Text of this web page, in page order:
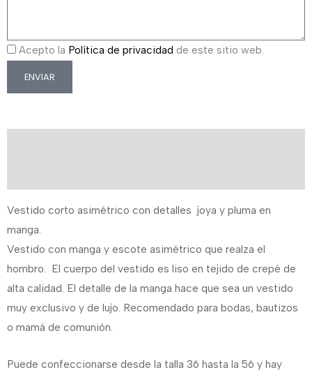
Acepto la Política de privacidad de este sitio web.
ENVIAR
Vestido corto asimétrico con detalles joya y pluma en
manga.
Vestido con manga y escote asimétrico que realza el
hombro. El cuerpo del vestido es liso en tejido de crepé de
alta calidad. El detalle de la manga hace que sea un vestido
muy exclusivo y de lujo. Recomendado para bodas, bautizos
o mamá de comunión.
Puede confeccionarse desde la talla 36 hasta la 56 y hay